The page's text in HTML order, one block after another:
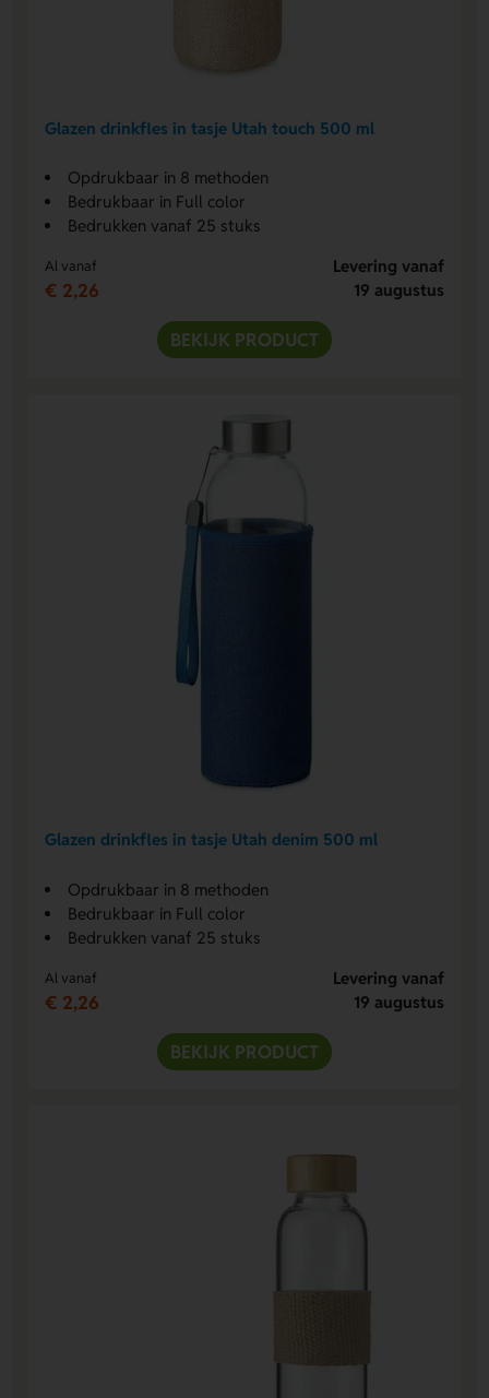
Glazen drinkfles in tasje Utah touch 500 ml
Opdrukbaar in 8 methoden
Bedrukbaar in Full color
Bedrukken vanaf 25 stuks
Al vanaf
€ 2,26
Levering vanaf
19 augustus
BEKIJK PRODUCT
Glazen drinkfles in tasje Utah denim 500 ml
Opdrukbaar in 8 methoden
Bedrukbaar in Full color
Bedrukken vanaf 25 stuks
Al vanaf
€ 2,26
Levering vanaf
19 augustus
BEKIJK PRODUCT